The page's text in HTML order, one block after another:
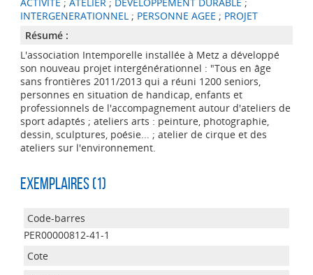
INTERGENERATIONNEL; PERSONNE AGEE ; PROJET
Résumé :
L'association Intemporelle installée à Metz a développé
son nouveau projet intergénérationnel : "Tous en âge
sans frontières 2011/2013 qui a réuni 1200 seniors,
personnes en situation de handicap, enfants et
professionnels de l'accompagnement autour d'ateliers de
sport adaptés ; ateliers arts : peinture, photographie,
dessin, sculptures, poésie... ; atelier de cirque et des
ateliers sur l'environnement.
Exemplaires (1)
PER00000812-41-1